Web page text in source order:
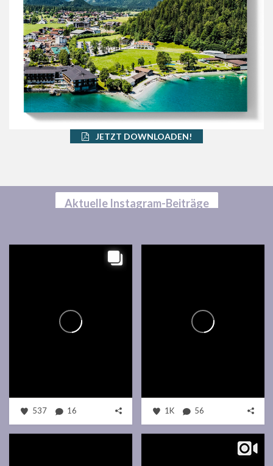
JETZT DOWNLOADEN!
Aktuelle Instagram-Beiträge
537 16 1K 56